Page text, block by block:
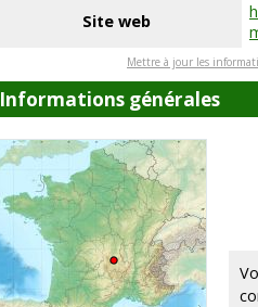
Site web
Mettre à jour les
Informations générales